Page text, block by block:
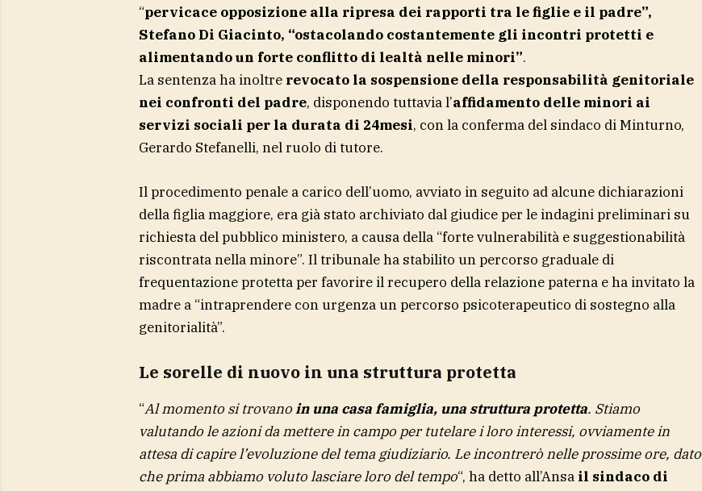
“pervicace opposizione alla ripresa dei rapporti tra le figlie e il padre”,
Stefano Di Giacinto, “ostacolando costantemente gli incontri protetti e
alimentando un forte conflitto di lealtà nelle minori”.
La sentenza ha inoltre revocato la sospensione della responsabilità genitoriale
nei confronti del padre, disponendo tuttavia l’affidamento delle minori ai
servizi sociali per la durata di 24mesi, con la conferma del sindaco di Minturno,
Gerardo Stefanelli, nel ruolo di tutore.
Il procedimento penale a carico dell’uomo, avviato in seguito ad alcune dichiarazioni
della figlia maggiore, era già stato archiviato dal giudice per le indagini preliminari su
richiesta del pubblico ministero, a causa della “forte vulnerabilità e suggestionabilità
riscontrata nella minore”. Il tribunale ha stabilito un percorso graduale di
frequentazione protetta per favorire il recupero della relazione paterna e ha invitato la
madre a “intraprendere con urgenza un percorso psicoterapeutico di sostegno alla
genitorialità”.
Le sorelle di nuovo in una struttura protetta
“Al momento si trovanoin una casa famiglia, una struttura protetta. Stiamo
valutando le azioni da mettere in campo per tutelare i loro interessi, ovviamente in
attesa di capire l’evoluzione del tema giudiziario. Le incontrerò nelle prossime ore, dato
che prima abbiamo voluto lasciare loro del tempo“, ha detto all’Ansa il sindaco di